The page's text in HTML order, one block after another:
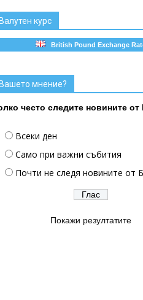
курс
British Pound Exchange
мнение?
често следите новините от
Всеки ден
Само при важни събития
Почти не следя новините от
Покажи резултатите